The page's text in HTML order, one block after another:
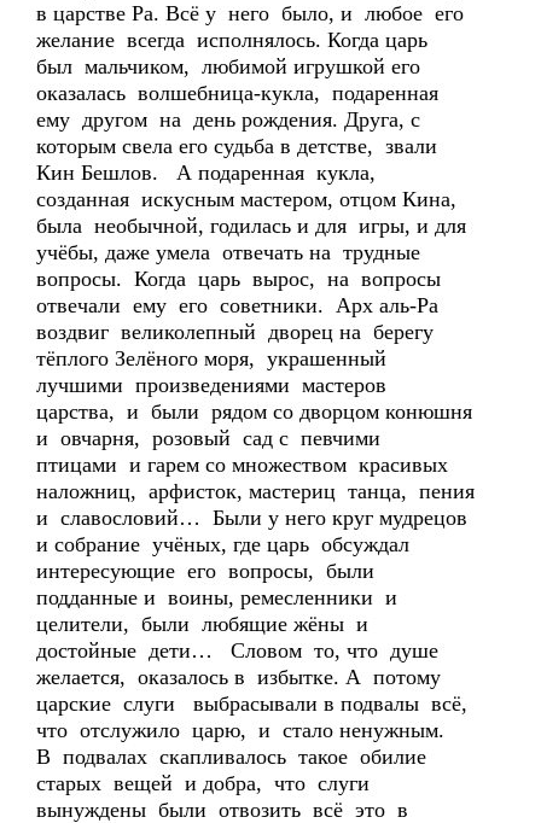
в царстве Ра. Всё у него было, и любое его
желание всегда исполнялось. Когда царь
был мальчиком, любимой игрушкой его
оказалась волшебница-кукла, подаренная
ему другом на день рождения. Друга, с
которым свела его судьба в детстве, звали
Кин Бешлов. А подаренная кукла,
созданная искусным мастером, отцом Кина,
была необычной, годилась и для игры, и для
учёбы, даже умела отвечать на трудные
вопросы. Когда царь вырос, на вопросы
отвечали ему его советники. Арх аль-Ра
воздвиг великолепный дворец на берегу
тёплого Зелёного моря, украшенный
лучшими произведениями мастеров
царства, и были рядом со дворцом конюшня
и овчарня, розовый сад с певчими
птицами и гарем со множеством красивых
наложниц, арфисток, мастериц танца, пения
и славословий… Были у него круг мудрецов
и собрание учёных, где царь обсуждал
интересующие его вопросы, были
подданные и воины, ремесленники и
целители, были любящие жёны и
достойные дети… Словом то, что душе
желается, оказалось в избытке. А потому
царские слуги выбрасывали в подвалы всё,
что отслужило царю, и стало ненужным.
В подвалах скапливалось такое обилие
старых вещей и добра, что слуги
вынуждены были отвозить всё это в